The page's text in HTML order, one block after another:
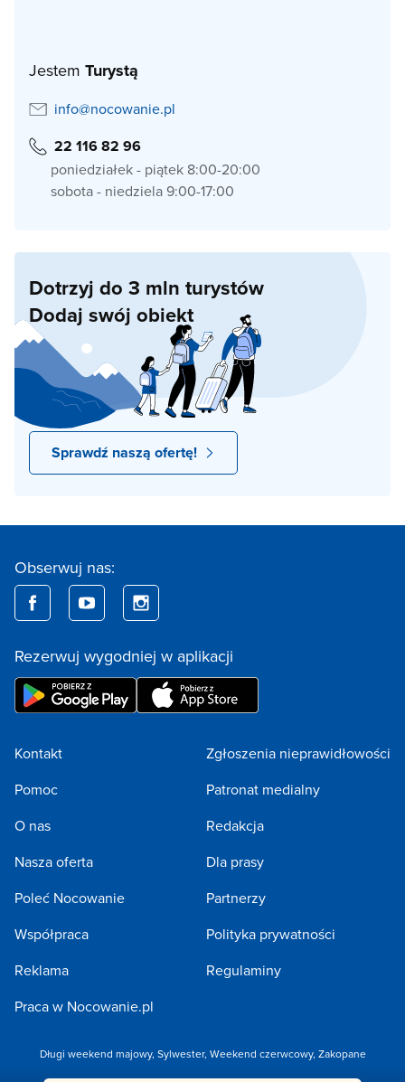
Jestem Turystą
info@nocowanie.pl
22 116 82 96
poniedziałek - piątek 8:00-20:00
sobota - niedziela 9:00-17:00
Dotrzyj do 3 mln turystów
Dodaj swój obiekt
Sprawdź naszą ofertę!
Obserwuj nas:
Rezerwuj wygodniej w aplikacji
Kontakt
Pomoc
O nas
Nasza oferta
Poleć Nocowanie
Współpraca
Reklama
Praca w Nocowanie.pl
Zgłoszenia nieprawidłowości
Patronat medialny
Redakcja
Dla prasy
Partnerzy
Polityka prywatności
Regulaminy
Długi weekend majowy, Sylwester, Weekend czerwcowy, Zakopane